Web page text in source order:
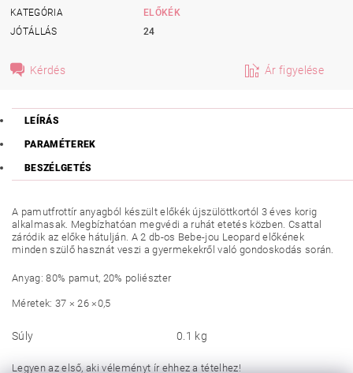
KATEGÓRIA
ELŐKÉK
JÓTÁLLÁS
24
Kérdés Ár figyelése
LEÍRÁS
PARAMÉTEREK
BESZÉLGETÉS
A pamutfrottír anyagból készült előkék újszülöttkortól 3 éves korig
alkalmasak. Megbízhatóan megvédi a ruhát etetés közben. Csattal
záródik az előke hátulján. A 2 db-os Bebe-jou Leopard előkének
minden szülő hasznát veszi a gyermekekről való gondoskodás során.
Anyag: 80% pamut, 20% poliészter
Méretek: 37 × 26 ×0,5
Súly 0.1 kg
Legyen az első, aki véleményt ír ehhez a tételhez!